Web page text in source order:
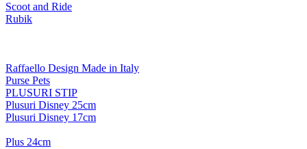
Scoot and Ride
Rubik
Raffaello Design Made in Italy
Purse Pets
PLUSURI STIP
Plusuri Disney 25cm
Plusuri Disney 17cm
Plus 24cm